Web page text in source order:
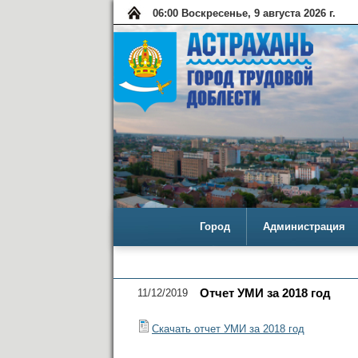
06:00 Воскресенье, 9 августа 2026 г.
Город Администрация
11/12/2019 Отчет УМИ за 2018 год
Скачать отчет УМИ за 2018 год